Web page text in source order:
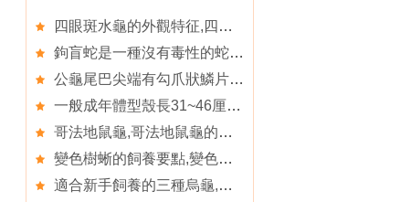
四眼斑水龜的外觀特征,四眼斑水龜的形態特征
鉤盲蛇是一種沒有毒性的蛇類,沒有
公龜尾巴尖端有勾爪狀鱗片,判別佛鳄龜是純種的方法
一般成年體型殼長31~46厘米,體型
哥法地鼠龜,哥法地鼠龜的外貌特征
變色樹蜥的飼養要點,變色樹蜥有哪些習性
適合新手飼養的三種烏龜,辦公室可以養烏龜嗎